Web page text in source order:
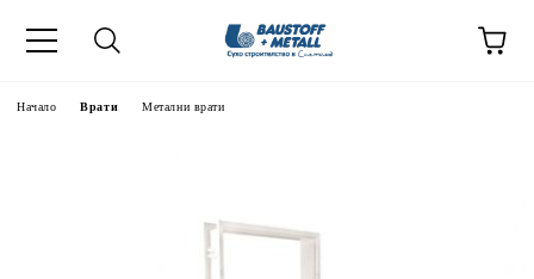
Начало Врати Метални врати